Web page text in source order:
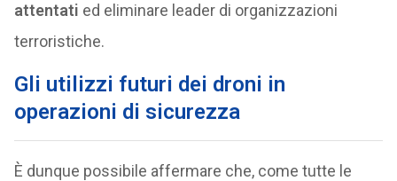
attentati ed eliminare leader di organizzazioni
terroristiche.
Gli utilizzi futuri dei droni in
operazioni di sicurezza
È dunque possibile affermare che, come tutte le